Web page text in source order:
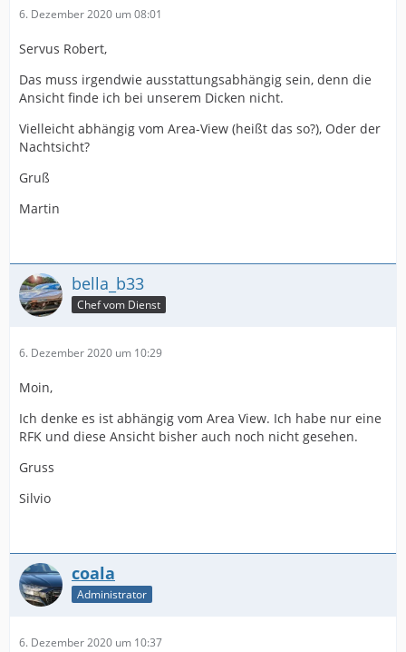
6. Dezember 2020 um 08:01
Servus Robert,
Das muss irgendwie ausstattungsabhängig sein, denn die
Ansicht finde ich bei unserem Dicken nicht.
Vielleicht abhängig vom Area-View (heißt das so?), Oder der
Nachtsicht?
Gruß
Martin
bella_b33
Chef vom Dienst
6. Dezember 2020 um 10:29
Moin,
Ich denke es ist abhängig vom Area View. Ich habe nur eine
RFK und diese Ansicht bisher auch noch nicht gesehen.
Gruss
Silvio
coala
Administrator
6. Dezember 2020 um 10:37